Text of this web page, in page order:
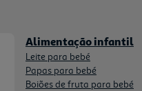
Alimentação infantil
Leite para bebé
Papas para bebé
Boiões de fruta para bebé